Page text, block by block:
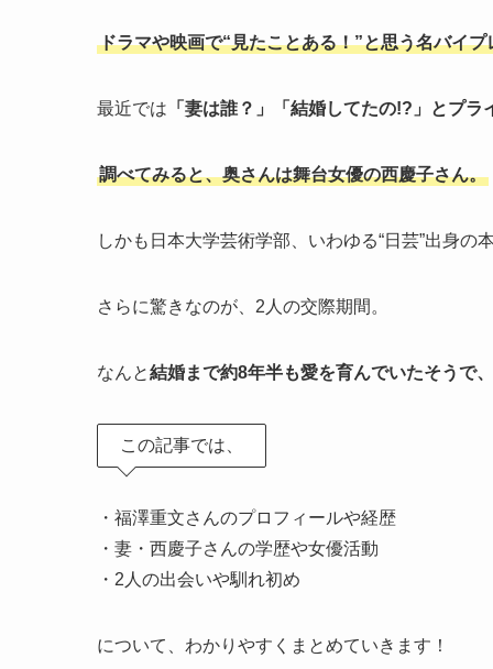
ドラマや映画で“見たことある！”と思う名バイ
最近では 「妻は誰？」「結婚してたの!?」とプラ
調べてみると、奥さんは舞台女優の西慶子さん。
しかも日本大学芸術学部、いわゆる“日芸”出身の
さらに驚きなのが、2人の交際期間。
なんと結婚まで約8年半も愛を育んでいたそうで
この記事では、
・福澤重文さんのプロフィールや経歴
・妻・西慶子さんの学歴や女優活動
・2人の出会いや馴れ初め
について、わかりやすくまとめていきます！